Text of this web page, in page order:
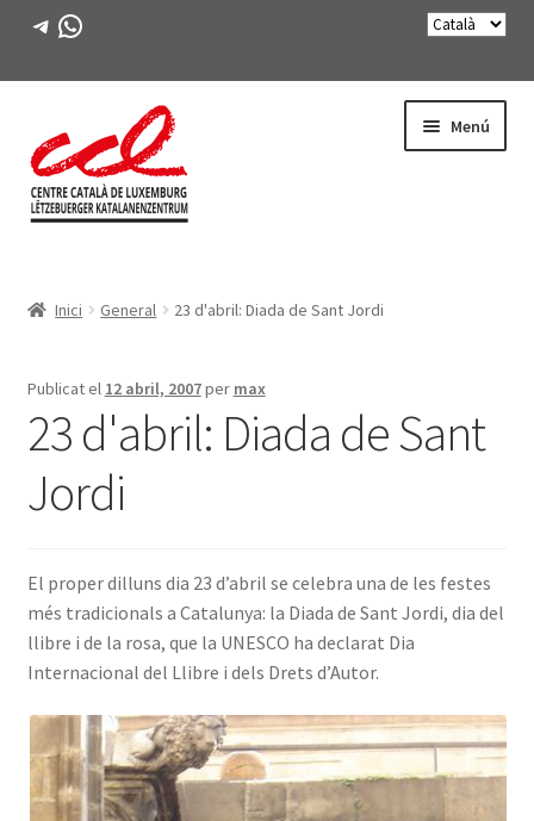
Telegram
WhatsApp
navegació
al
contingut
Menú
ACTIVITATS
CURSOS
FES-TE SOCI
LLIBRE
INICIA SESSIÓ
Inici General 23 d'abril: Diada de Sant Jordi
Publicat el 12 abril, 2007per max
23 d'abril: Diada de Sant
Jordi
El proper dilluns dia 23 d’abril se celebra una de les festes
més tradicionals a Catalunya: la Diada de Sant Jordi, dia del
llibre i de la rosa, que la UNESCO ha declarat Dia
Internacional del Llibre i dels Drets d’Autor.